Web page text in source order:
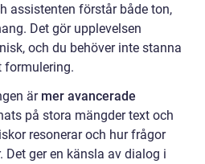
assistenten förstår både ton,
Det gör upplevelsen
och du behöver inte stanna
formulering.
är mer avancerade
på stora mängder text och
resonerar och hur frågor
ger en känsla av dialog i